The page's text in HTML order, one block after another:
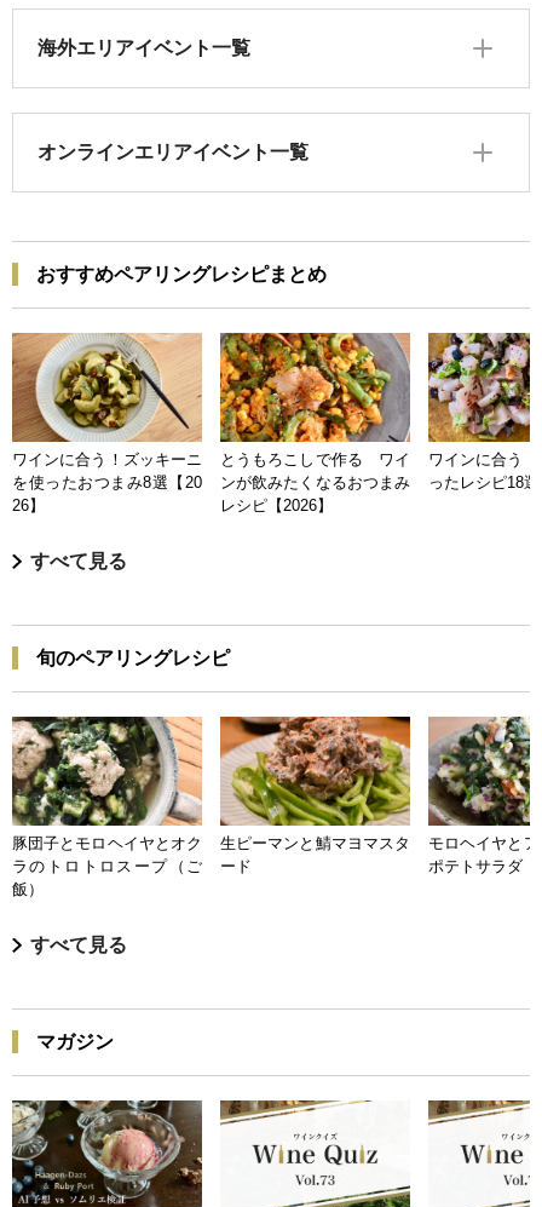
海外エリアイベント一覧
オンラインエリアイベント一覧
おすすめペアリングレシピまとめ
ワインに合う！ズッキーニ
を使ったおつまみ8選【20
26】
とうもろこしで作る ワイ
ンが飲みたくなるおつまみ
レシピ【2026】
ワインに合う
ったレシピ18
すべて見る
旬のペアリングレシピ
豚団子とモロヘイヤとオク
ラのトロトロスープ（ご
飯）
生ピーマンと鯖マヨマスタ
ード
モロヘイヤと
ポテトサラダ
すべて見る
マガジン